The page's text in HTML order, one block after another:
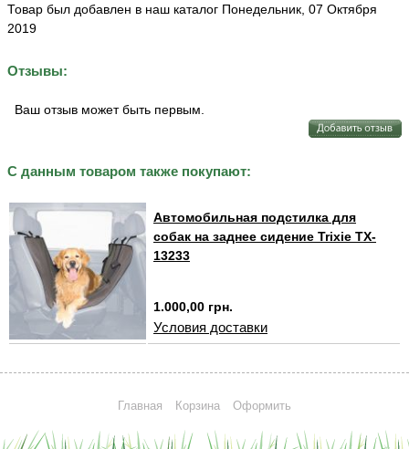
Товар был добавлен в наш каталог Понедельник, 07 Октября
2019
Отзывы:
Ваш отзыв может быть первым.
С данным товаром также покупают:
Автомобильная подстилка для
собак на заднее сидение Trixie TX-
13233
1.000,00 грн.
Условия доставки
Главная Корзина Оформить